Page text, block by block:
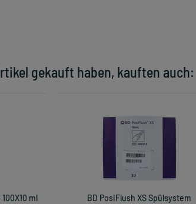
gekauft haben, kauften auch:
ml
BD PosiFlush XS Spülsystem